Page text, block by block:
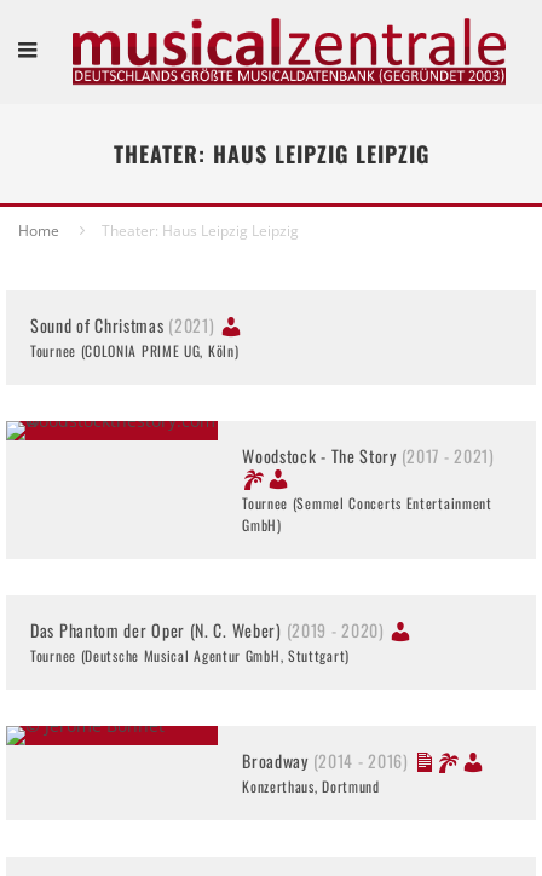
THEATER: HAUS LEIPZIG LEIPZIG
Home Theater: Haus Leipzig Leipzig
Sound of Christmas (2021)
Tournee (COLONIA PRIME UG, Köln)
Woodstock - The Story (2017 - 2021)
Tournee (Semmel Concerts Entertainment
GmbH)
Das Phantom der Oper (N. C. Weber) (2019 - 2020)
Tournee (Deutsche Musical Agentur GmbH, Stuttgart)
Broadway (2014 - 2016)
Konzerthaus, Dortmund